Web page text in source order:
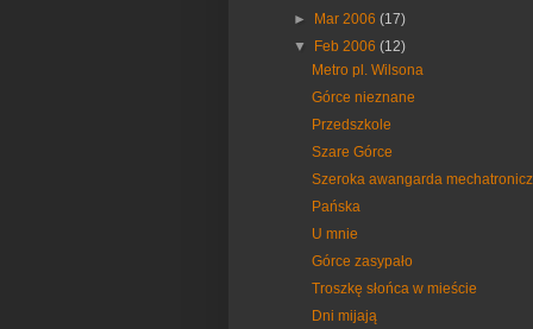
► Mar 2006(17)
▼ Feb 2006(12)
Metro pl. Wilsona
Górce nieznane
Przedszkole
Szare Górce
Szeroka awangarda
Pańska
U mnie
Górce zasypało
Troszkę słońca w mieście
Dni mijają